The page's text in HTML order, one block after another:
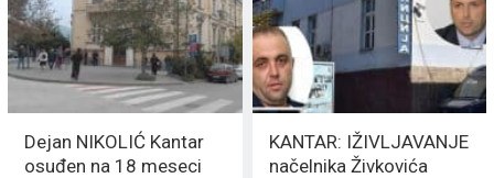
Dejan NIKOLIĆ Kantar
osuđen na 18 meseci
KANTAR: IŽIVLJAVANJE
načelnika Živkovića